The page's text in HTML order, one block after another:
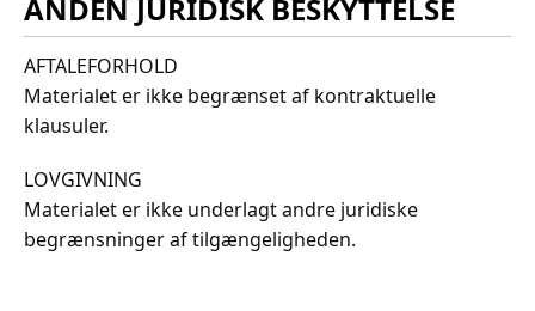
ANDEN JURIDISK BESKYTTELSE
AFTALEFORHOLD
Materialet er ikke begrænset af kontraktuelle
klausuler.
LOVGIVNING
Materialet er ikke underlagt andre juridiske
begrænsninger af tilgængeligheden.